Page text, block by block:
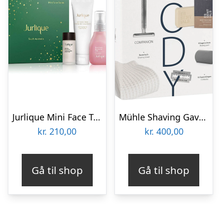
Jurlique Mini Face Treats Gavesæt
kr. 210,00
Gå til shop
Mühle Shaving Gaveæske med 5 dele, Body, Companion
kr. 400,00
Gå til shop